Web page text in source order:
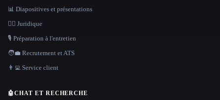
📊 Diapositives et présentations
👩‍⚖️ Juridique
🎙️ Préparation à l'entretien
🧑‍💼 Recrutement et ATS
👨‍💻 Service client
🤖CHAT ET RECHERCHE